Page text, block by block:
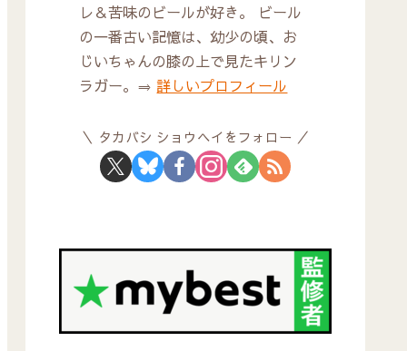
レ＆苦味のビールが好き。 ビール
の一番古い記憶は、幼少の頃、お
じいちゃんの膝の上で見たキリン
ラガー。⇒詳しいプロフィール
タカバシ ショウヘイをフォロー